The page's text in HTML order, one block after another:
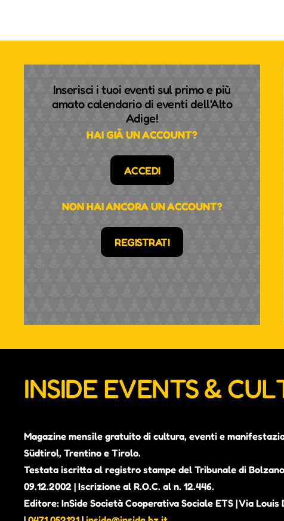
Inserisci i tuoi eventi sul primo e più
amato calendario di eventi dell'Alto
Adige!
HAI GIÀ UN ACCOUNT?
ACCEDI
NON HAI ANCORA UN ACCOUNT?
REGISTRATI
INSIDE EVENTS &
Magazine mensile gratuito di cultura, eventi e
Südtirol, Trentino e Tirolo.
Testata iscritta al registro stampe del Tribunale di
09.12.2002 | Iscrizione al R.O.C. al n. 12.446.
Editore: InSide Società Cooperativa Sociale ETS | Via Louis